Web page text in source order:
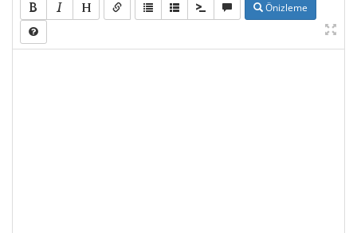
Önizleme